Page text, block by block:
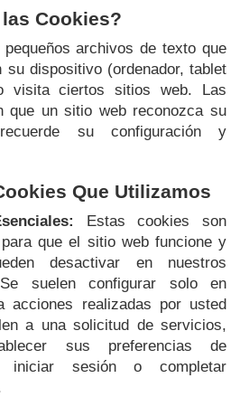
Cookies?
archivos de texto que
su dispositivo (ordenador, tablet
visita ciertos sitios web. Las
que un sitio web reconozca su
su configuración y
Que Utilizamos
Estas cookies son
que el sitio web funcione y
desactivar en nuestros
suelen configurar solo en
acciones realizadas por usted
a una solicitud de servicios,
sus preferencias de
iniciar sesión o completar